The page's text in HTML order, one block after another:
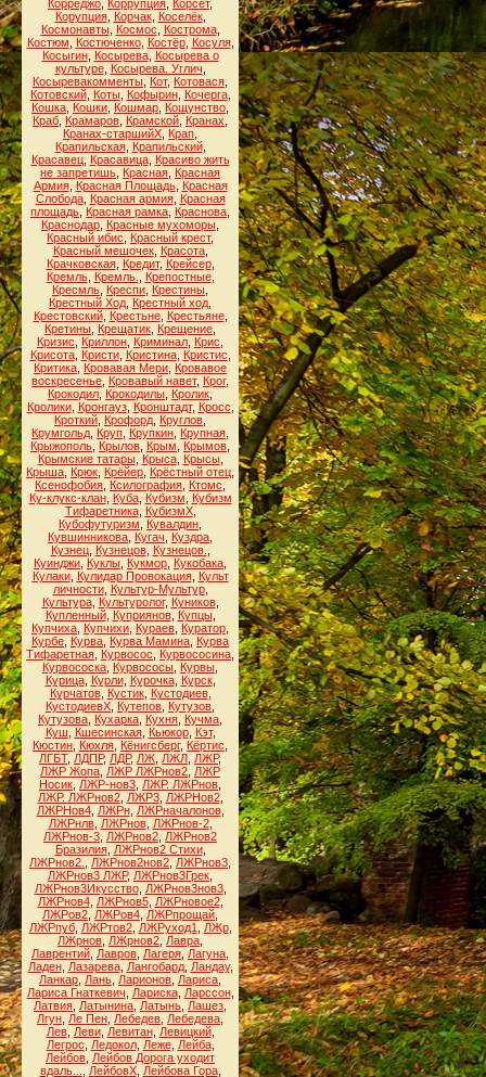
Корреджо Коррупция Корсет,
Корупция, Корчак, Коселёк,
Космонавты, Космос Кострома,
Костюм
Костюченко, Костёр, Косуля,
Косыгин, Косырева, Косырева о
культуре, Косырева. Углич
Косыревакомменты Кот, Котовася
Котовский, Коты, Кофырин, Кочерга,
Кошка Кошки Кошмар Кощунство
Краб Крамаров Крамской Кранах
Кранах-старшийХ Крап
Крапильская, Крапильский,
Красавец, Красавица, Красиво жить
не запретишь Красная Красная
Армия, Красная Площадь, Красная
Слобода, Красная армия, Красная
площадь Красная рамка Краснова
Краснодар Красные мухоморы
Красный ибис
Красный крест,
Красный мешочек, Красота,
Крачковская, Кредит, Крейсер,
Кремль, Кремль. Крепостные,
Кресмль Креспи Крестины
Крестный Ход Крестный ход
Крестовский, Крестьне, Крестьяне,
Кретины Крещатик Крещение
Кризис
Криллон Криминал Крис
Крисота, Кристи, Кристина, Кристис
Критика Кровавая Мери Кровавое
воскресенье Кровавый навет, Крог,
Крокодил Крокодилы Кролик
Кролики, Кронгауз, Кронштадт, Кросс
Кроткий Крофорд Круглов
Крумгольд Круп Крупкин Крупная
Крыжополь Крылов Крым Крымов
Крымские татары, Крыса, Крысы,
Крыша Крюк Крёйер Крёстный отец
Ксенофобия Ксилография Ктомс
Ку-клукс-клан, Куба, Кубизм
Кубизм
Тифаретника, КубизмХ,
Кубофутуризм
Кувалдин
Кувшинникова Кугач Куздра
Кузнец, Кузнецов, Кузнецов.
Куинджи Куклы Кукмор Кукобака
Кулаки, Кулидар Провокация, Культ
личности, Культур-Мультур,
Культура, Культуролог, Куников,
Купленный, Куприянов, Купцы,
Купчиха Купчихи Кураев Куратор
Курбе Курва Курва Мамина Курва
Тифаретная Курвосос Курвососина
Курвососка Курвососы Курвы
Курица, Курли, Курочка, Курск,
Курчатов, Кустик, Кустодиев,
КустодиевХ Кутепов Кутузов
Кутузова Кухарка Кухня Кучма
Куш
Кшесинская, Кьюкор, Кэт,
Кюстин Кюхля Кёнигсберг, Кёртис
ЛГБТ, ЛДПР, ЛДР, ЛЖ ЛЖЛ ЛЖР,
ЛЖР Жопа ЛЖР ЛЖРнов2 ЛЖР
Носик ЛЖР-нов3 ЛЖР. ЛЖРнов
ЛЖР. ЛЖРнов2, ЛЖР3, ЛЖРНов2,
ЛЖРНов4, ЛЖРн, ЛЖРначалонов,
ЛЖРнлв, ЛЖРнов, ЛЖРнов-2,
ЛЖРнов-3 ЛЖРнов2 ЛЖРнов2
Бразилия, ЛЖРнов2 Стихи,
ЛЖРнов2.
ЛЖРнов2нов2 ЛЖРнов3
ЛЖРнов3 ЛЖР, ЛЖРнов3Грек
ЛЖРнов3Икусство, ЛЖРнов3нов3,
ЛЖРнов4, ЛЖРнов5, ЛЖРновое2,
ЛЖРов2 ЛЖРов4 ЛЖРпрощай
ЛЖРпуб, ЛЖРтов2, ЛЖРуход1 ЛЖр,
ЛЖрнов ЛЖрнов2 Лавра
Лаврентий Лавров Лагеря Лагуна
Ладен, Лазарева, Лангобард, Ландау,
Ланкар Лань Ларионов Лариса
Лариса Гнаткевич
Лариска, Ларссон,
Латвия Латынина Латынь Лашез
Лгун Ле Пен Лебедев Лебедева
Лев, Леви, Левитан, Левицкий,
Легрос
Ледокол, Леже, Лейба,
Лейбов Лейбов Дорога уходит
вдаль...
ЛейбовХ, Лейбова Гора,